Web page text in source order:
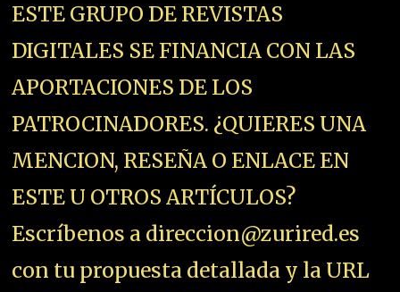
ESTE GRUPO DE REVISTAS
DIGITALES SE FINANCIA CON LAS
APORTACIONES DE LOS
PATROCINADORES. ¿QUIERES UNA
MENCION, RESEÑA O ENLACE EN
ESTE U OTROS ARTÍCULOS?
Escríbenos a direccion@zurired.es
con tu propuesta detallada y la URL